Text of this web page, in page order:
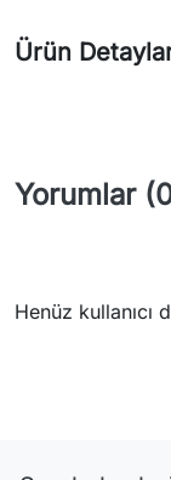
Ürün
Yorumlar
Henüz kullanıcı